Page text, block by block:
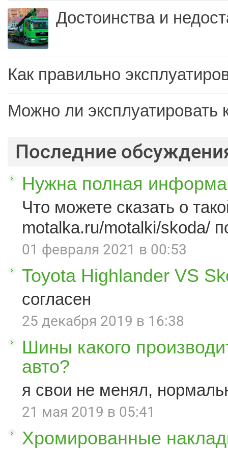
Достоинства и
Как правильно
Можно ли эксплуатировать
Последние
Нужна полная
Что можете сказать о
motalka.ru/motalki/skoda/
01 февраля 2021 в 00:53
Toyota Highlander VS
согласен
25 декабря 2019 в 16:38
Шины какого
авто?
я свои не менял,
21 мая 2019 в 05:41
Хромированные